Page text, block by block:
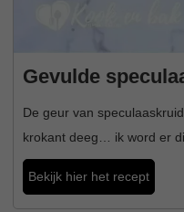
Gevulde
De geur van
krokant deeg… ik word er
Bekijk hier het recept